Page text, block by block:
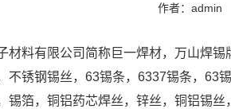
作者：admin
材料有限公司简称巨一焊材，万山焊
不锈钢锡丝，63锡条，6337锡条，63
锡箔，铜铝药芯焊丝，锌丝，铜铝锡丝